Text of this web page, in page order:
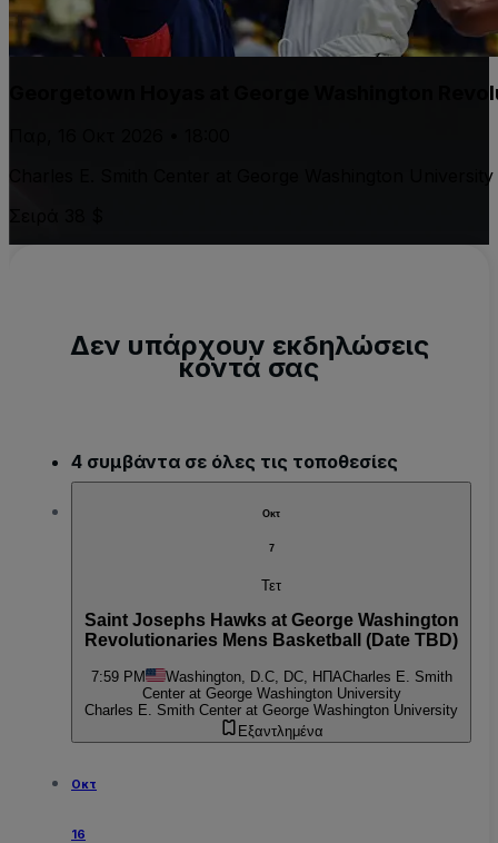
Georgetown Hoyas at George Washington
Charles E. Smith Center at George Washington University
Δεν υπάρχουν εκδηλώσεις
κοντά σας
4 συμβάντα σε όλες τις τοποθεσίες
Οκτ
7
Τετ
Saint Josephs Hawks at George Washington
Revolutionaries Mens Basketball (Date TBD)
7:59 PM Washington, D.C, DC, ΗΠΑCharles E. Smith
Center at George Washington University
Charles E. Smith Center at George Washington University
Εξαντλημένα
Οκτ
16